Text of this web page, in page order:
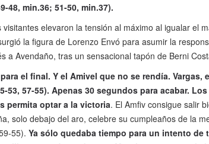
48, min.36; 51-50, min.37).
visitantes elevaron la tensión al máximo al igualar el
la figura de Lorenzo Envó para asumir la
a Avendaño, tras un sensacional tapón de Berni
el final. Y el Amivel que no se rendía.
53, 57-55). Apenas 30 segundos para acabar.
permita optar a la victoria. El Amfiv consigue salir
solo debajo del aro, celebre su cumpleaños de la
55). Ya sólo quedaba tiempo para un intento